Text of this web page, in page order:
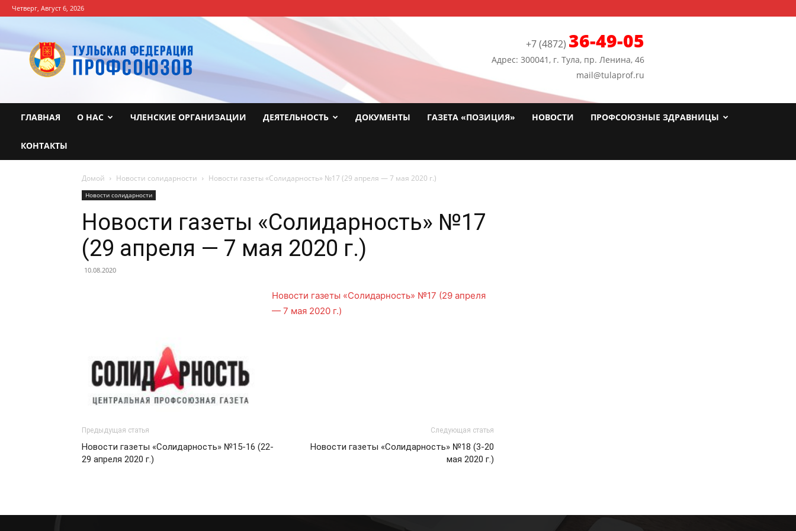
Четверг, Август 6, 2026
Федерация
профсоюзов
+7 (4872) 36-49-05
Адрес: 300041, г. Тула, пр. Ленина, 46
mail@tulaprof.ru
ГЛАВНАЯ О НАС ЧЛЕНСКИЕ ОРГАНИЗАЦИИ ДЕЯТЕЛЬНОСТЬ ДОКУМЕНТЫ ГАЗЕТА «ПОЗИЦИЯ» НОВОСТИ ПРОФСОЮЗНЫЕ ЗДРАВНИЦЫ
КОНТАКТЫ
Домой Новости солидарности Новости газеты «Солидарность» №17 (29 апреля — 7 мая 2020 г.)
Новости солидарности
Новости газеты «Солидарность» №17
(29 апреля — 7 мая 2020 г.)
10.08.2020
Новости газеты «Солидарность» №17 (29 апреля
— 7 мая 2020 г.)
Предыдущая статья
Новости газеты «Солидарность» №15-16 (22-
29 апреля 2020 г.)
Следующая статья
Новости газеты «Солидарность» №18 (3-20
мая 2020 г.)